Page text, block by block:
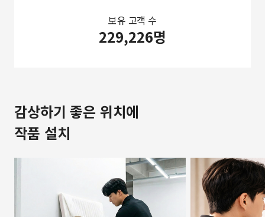
보유 고객 수
229,226명
감상하기 좋은 위치에
작품 설치